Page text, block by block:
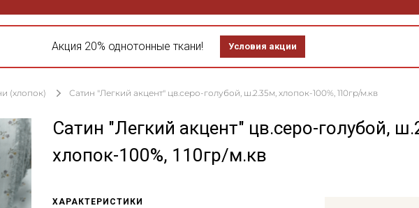
Акция 20% однотонные ткани! Условия акции
(хлопок) Сатин "Легкий акцент" цв.серо-голубой, ш.2.35м, хлопок-100%, 110гр/м.кв
Сатин "Легкий акцент" цв.серо-голубой,
хлопок-100%, 110гр/м.кв
ХАРАКТЕРИСТИКИ